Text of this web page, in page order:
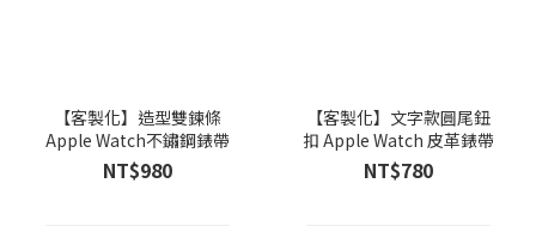
【客製化】造型雙鍊條
Apple Watch不鏽鋼錶帶
NT$980
【客製化】文字款圓尾鈕
扣 Apple Watch 皮革錶帶
NT$780